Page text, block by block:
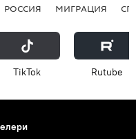
РОССИЯ МИГРАЦИЯ
ТikТоk Rutube